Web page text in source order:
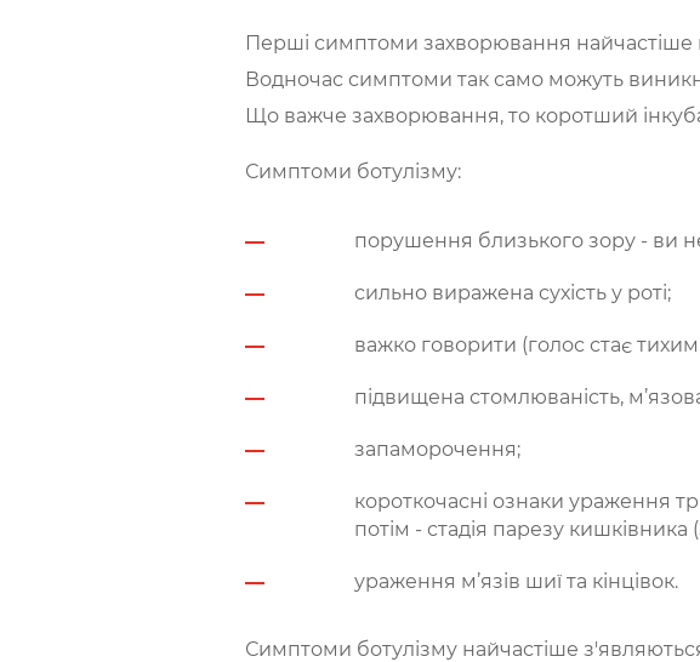
Перші симптоми захворювання найчастіше
Водночас симптоми так само можуть
Що важче захворювання, то коротший
Симптоми ботулізму:
порушення близького зору - ви
сильно виражена сухість у роті;
важко говорити (голос стає
підвищена стомлюваність,
запаморочення;
короткочасні ознаки ураження
потім - стадія парезу кишківника
ураження м’язів шиї та кінцівок.
Симптоми ботулізму найчастіше